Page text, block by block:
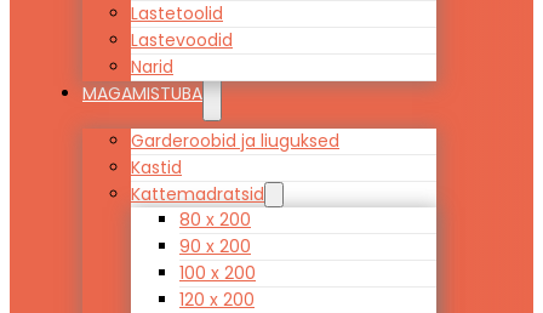
Lastetoolid
Lastevoodid
Narid
MAGAMISTUBA
Garderoobid ja liuguksed
Kastid
Kattemadratsid
80 x 200
90 x 200
100 x 200
120 x 200